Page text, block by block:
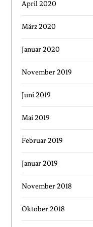
April 2020
März 2020
Januar 2020
November 2019
Juni 2019
Mai 2019
Februar 2019
Januar 2019
November 2018
Oktober 2018